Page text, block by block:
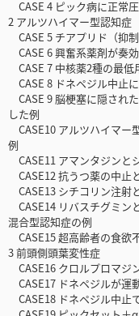
CASE 4 ピック病に正常
2 アルツハイマー型認知症
CASE 5 チアプリド（抑
CASE 6 興奮系薬剤が奏
CASE 7 中核薬2種の最
CASE 8 ドネペジル中止
CASE 9 脳梗塞に隠され
した例
CASE10 アルツハイマー
例
CASE11 アマンタジンと
CASE12 抗うつ薬の中止
CASE13 シチコリン注射
CASE14 リバスチグミン
混合型認知症の例
CASE15 超高齢者の食欲
3 前頭側頭葉変性症
CASE16 クロルプロマジ
CASE17 ドネペジルが運
CASE18 ドネペジル中止